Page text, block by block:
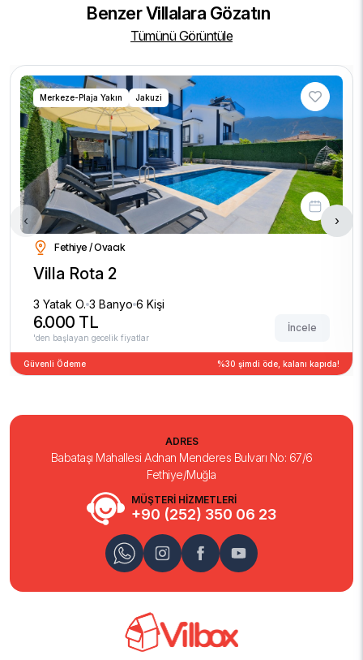
Benzer Villalara Gözatın
Tümünü Görüntüle
Merkeze-Plaja Yakın Jakuzi
Fethiye / Ovacık
Villa Rota 2
3 Yatak O. 3 Banyo 6 Kişi
6.000 TL
'den başlayan gecelik fiyatlar
İncele
Güvenli Ödeme %30 şimdi öde, kalanı kapıda!
‹ ›
MÜŞTERİ HİZMETLERİ
+90 (252) 350 06 23
ADRES
Babataşı Mahallesi Adnan Menderes Bulvarı No: 67/6
Fethiye/Muğla